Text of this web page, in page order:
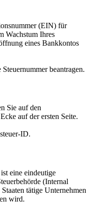
(EIN) für
Wachstum Ihres
eines Bankkontos
beantragen.
Sie auf den
auf der ersten Seite.
ID.
eine eindeutige
(Internal
tätige Unternehmen
wird.